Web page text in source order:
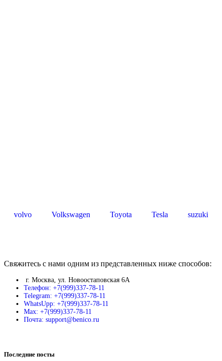
volvo Volkswagen Toyota Tesla suzuki
Свяжитесь с нами одним из представленных ниже способов:
г. Москва, ул. Новоостаповская 6А
Телефон: +7(999)337-78-11
Telegram: +7(999)337-78-11
WhatsUpp: +7(999)337-78-11
Max: +7(999)337-78-11
Почта: support@benico.ru
Последние посты